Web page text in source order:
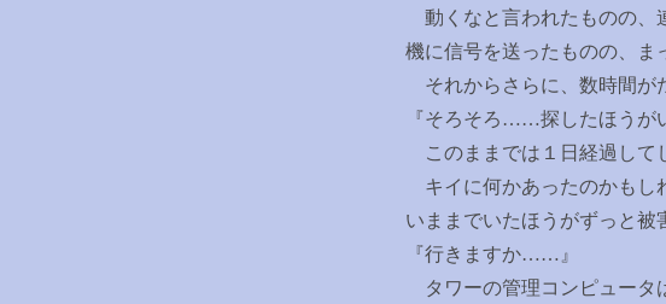
動くなと言われたものの、
機に信号を送ったものの、ま
それからさらに、数時間が
『そろそろ……探したほうが
このままでは１日経過して
キイに何かあったのかもし
いままでいたほうがずっと被
『行きますか…… 』
タワーの管理コンピュータ